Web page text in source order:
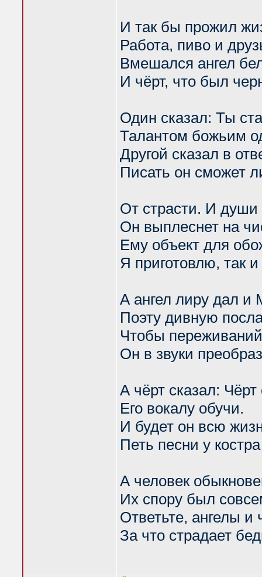
И так бы прожил
Работа, пиво и
Вмешался ангел
И чёрт, что был
Один сказал: Ты
Талантом божьим
Другой сказал в
Писать он сможет
От страсти. И души
Он выплеснет на
Ему объект для
Я приготовлю, так
А ангел лиру дал и
Поэту дивную
Чтобы
Он в звуки
А чёрт сказал:
Его вокалу обучи.
И будет он всю
Петь песни у
А человек
Их спору был
Ответьте, ангелы и
За что страдает